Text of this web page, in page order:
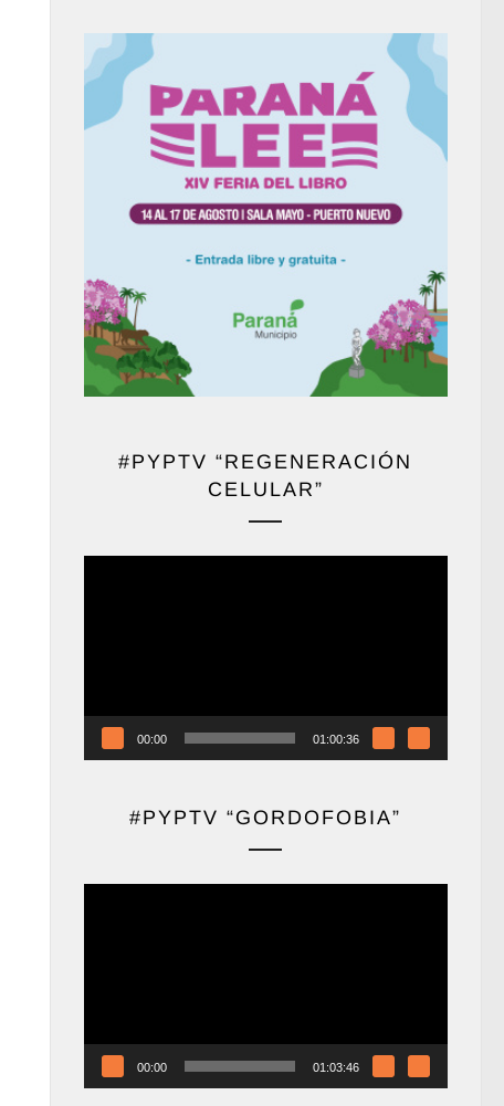
#PYPTV “REGENERACIÓN
CELULAR”
00:00 01:00:36
#PYPTV “GORDOFOBIA”
00:00 01:03:46